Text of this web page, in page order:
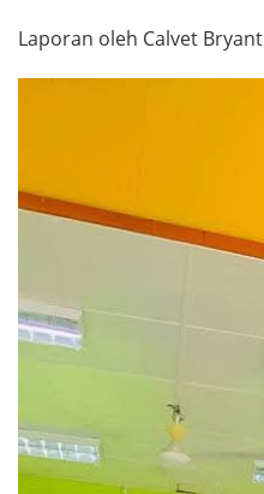
Laporan oleh Calvet Bryant